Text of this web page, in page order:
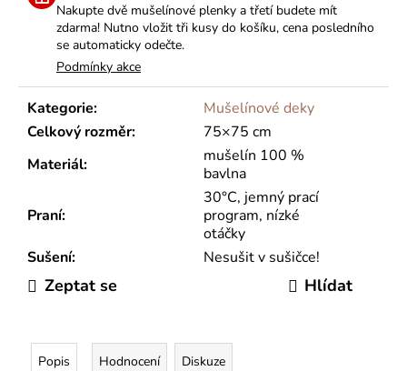
Nakupte dvě mušelínové plenky a třetí budete mít
zdarma! Nutno vložit tři kusy do košíku, cena posledního
se automaticky odečte.
Podmínky akce
Kategorie:
Mušelínové deky
Celkový rozměr:
75×75 cm
Materiál:
mušelín 100 %
bavlna
Praní:
30°C, jemný prací
program, nízké
otáčky
Sušení: Nesušit v sušičce!
Zeptat se Hlídat
Popis Hodnocení Diskuze